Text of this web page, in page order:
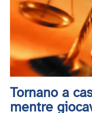
Tornano a
mentre